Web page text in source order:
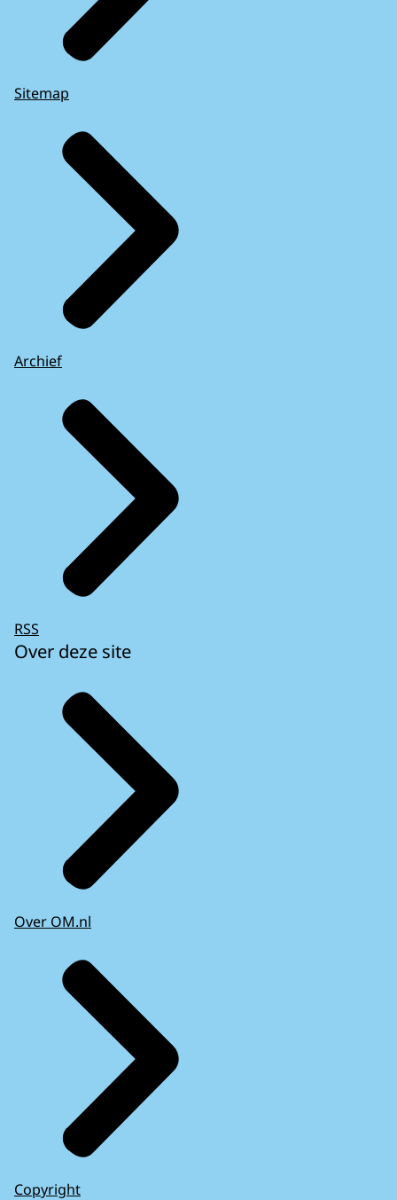
Sitemap
Archief
RSS
Over deze site
Over OM.nl
Copyright